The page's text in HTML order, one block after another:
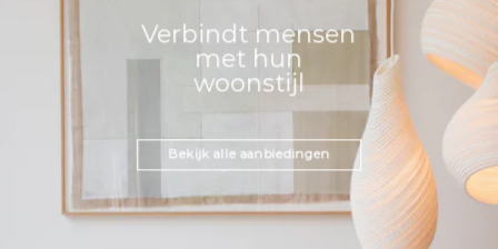
Verbindt mensen
met hun
woonstijl
Bekijk alle aanbiedingen